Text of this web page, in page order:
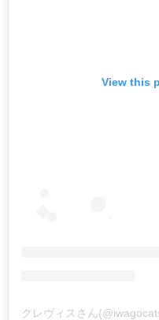
View this
クレヴィスさん